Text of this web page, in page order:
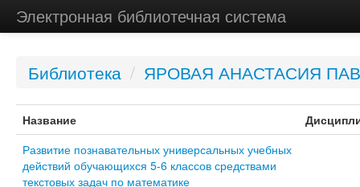
Электронная библиотечная система
Библиотека / ЯРОВАЯ АНАСТАСИЯ
Название
Развитие познавательных универсальных учебных
действий обучающихся 5-6 классов средствами
текстовых задач по математике